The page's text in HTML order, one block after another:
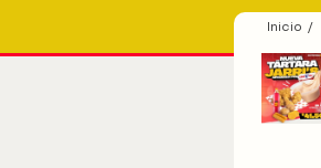
Inicio
Hamburguesas